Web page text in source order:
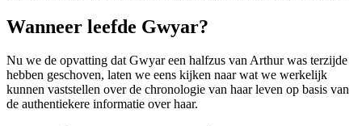
Wanneer leefde Gwyar?
Nu we de opvatting dat Gwyar een halfzus van Arthur was terzijde
hebben geschoven, laten we eens kijken naar wat we werkelijk
kunnen vaststellen over de chronologie van haar leven op basis van
de authentiekere informatie over haar.